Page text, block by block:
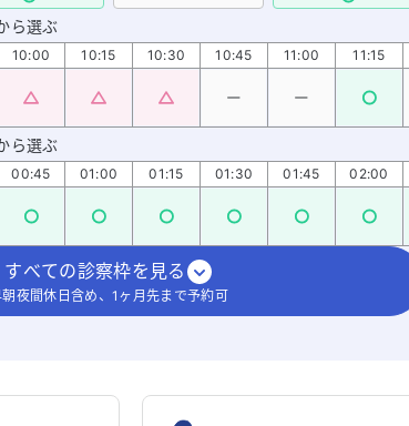
ら選ぶ
10:00 10:15 10:30 10:45 11:00 11:15
ら選ぶ
00:45 01:00 01:15 01:30 01:45 02:00
すべての診察枠を見る
朝夜間休日含め、1ヶ月先まで予約可